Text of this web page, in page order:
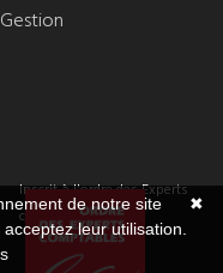
Gestion
Inscrit à l'ordre des Experts
comptables
✖
de notre site
leur utilisation.